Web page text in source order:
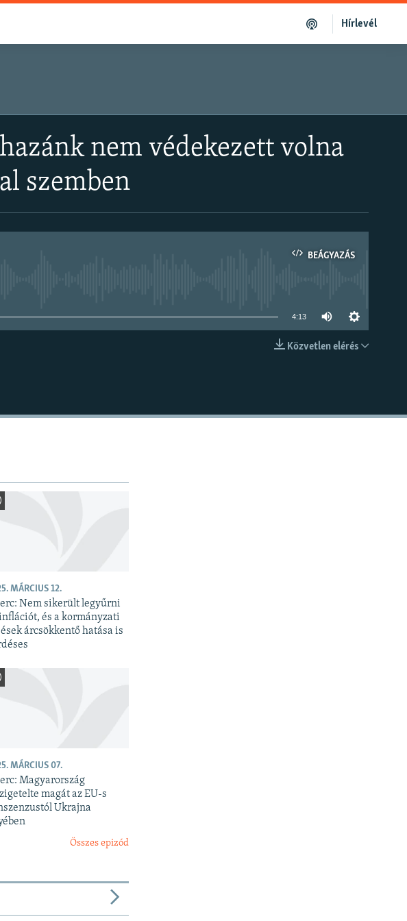
Hírlevél
nem védekezett volna
szemben
BEÁGYAZÁS
4:13
Közvetlen elérés
MÁRCIUS 12.
Nem sikerült legyűrni
és a kormányzati
árcsökkentő hatása is
MÁRCIUS 07.
Magyarország
magát az EU-s
Ukrajna
Összes epizód